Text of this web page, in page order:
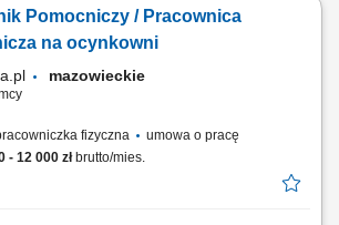
na budowach; Przeprowadzanie kontroli oraz
wyników; Prowadzenie dokumentacji
Pomocniczy / Pracownica
na ocynkowni
mazowieckie
fizyczna
umowa o pracę
- 12 000 złbrutto/mies.